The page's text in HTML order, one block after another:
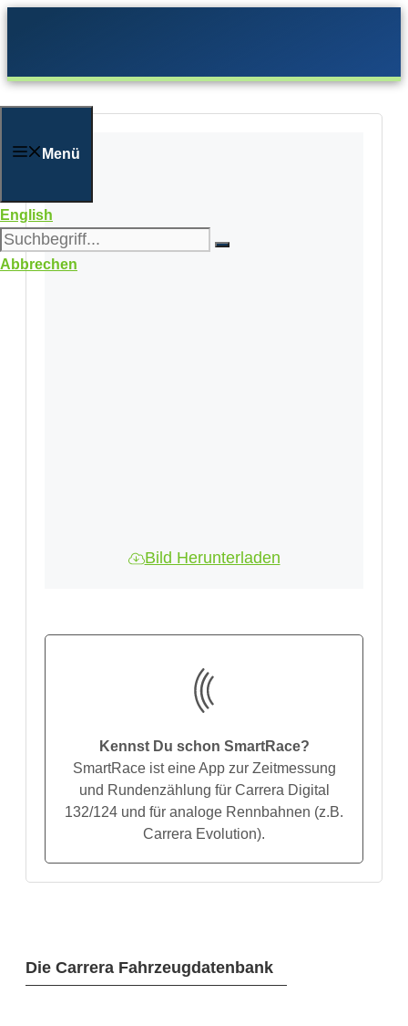
Menü
English
Abbrechen
Die Carrera Fahrzeugdatenbank
Bild Herunterladen
Kennst Du schon SmartRace?
SmartRace ist eine App zur Zeitmessung
und Rundenzählung für Carrera Digital
132/124 und für analoge Rennbahnen (z.B.
Carrera Evolution).